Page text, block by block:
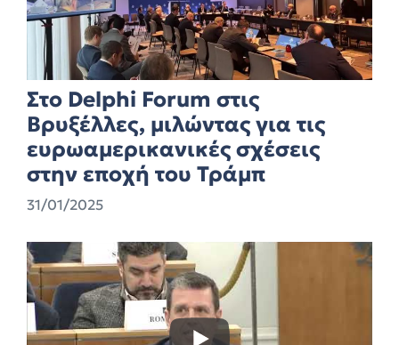
Στο Delphi Forum στις
Βρυξέλλες, μιλώντας για τις
ευρωαμερικανικές σχέσεις
στην εποχή του Τράμπ
31/01/2025